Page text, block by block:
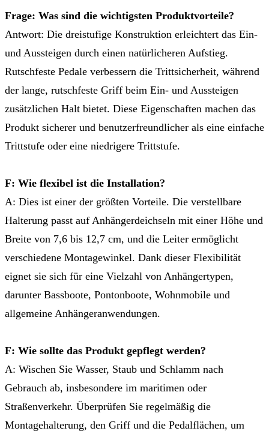
Frage: Was sind die wichtigsten Produktvorteile?
Antwort: Die dreistufige Konstruktion erleichtert das Ein-
und Aussteigen durch einen natürlicheren Aufstieg.
Rutschfeste Pedale verbessern die Trittsicherheit, während
der lange, rutschfeste Griff beim Ein- und Aussteigen
zusätzlichen Halt bietet. Diese Eigenschaften machen das
Produkt sicherer und benutzerfreundlicher als eine einfache
Trittstufe oder eine niedrigere Trittstufe.
F: Wie flexibel ist die Installation?
A: Dies ist einer der größten Vorteile. Die verstellbare
Halterung passt auf Anhängerdeichseln mit einer Höhe und
Breite von 7,6 bis 12,7 cm, und die Leiter ermöglicht
verschiedene Montagewinkel. Dank dieser Flexibilität
eignet sie sich für eine Vielzahl von Anhängertypen,
darunter Bassboote, Pontonboote, Wohnmobile und
allgemeine Anhängeranwendungen.
F: Wie sollte das Produkt gepflegt werden?
A: Wischen Sie Wasser, Staub und Schlamm nach
Gebrauch ab, insbesondere im maritimen oder
Straßenverkehr. Überprüfen Sie regelmäßig die
Montagehalterung, den Griff und die Pedalflächen, um